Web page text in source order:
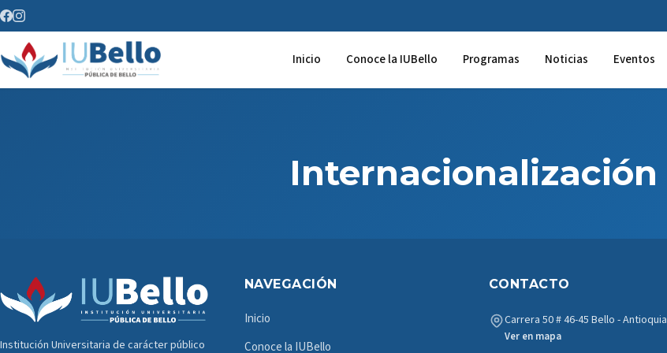
Saltar al contenido
Inicio Conoce la IUBello Programas Noticias Eventos
Internacionalización
Institución Universitaria de carácter público
NAVEGACIÓN
Inicio
Conoce la IUBello
CONTACTO
Carrera 50 # 46-45 Bello - Antioquia
Ver en mapa